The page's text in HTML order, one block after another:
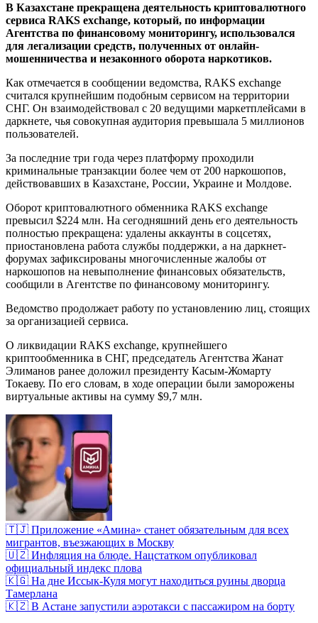
В Казахстане прекращена деятельность криптовалютного
сервиса RAKS exchange, который, по информации
Агентства по финансовому мониторингу, использовался
для легализации средств, полученных от онлайн-
мошенничества и незаконного оборота наркотиков.
Как отмечается в сообщении ведомства, RAKS exchange
считался крупнейшим подобным сервисом на территории
СНГ. Он взаимодействовал с 20 ведущими маркетплейсами в
даркнете, чья совокупная аудитория превышала 5 миллионов
пользователей.
За последние три года через платформу проходили
криминальные транзакции более чем от 200 наркошопов,
действовавших в Казахстане, России, Украине и Молдове.
Оборот криптовалютного обменника RAKS exchange
превысил $224 млн. На сегодняшний день его деятельность
полностью прекращена: удалены аккаунты в соцсетях,
приостановлена работа службы поддержки, а на даркнет-
форумах зафиксированы многочисленные жалобы от
наркошопов на невыполнение финансовых обязательств,
сообщили в Агентстве по финансовому мониторингу.
Ведомство продолжает работу по установлению лиц, стоящих
за организацией сервиса.
О ликвидации RAKS exchange, крупнейшего
криптообменника в СНГ, председатель Агентства Жанат
Элиманов ранее доложил президенту Касым-Жомарту
Токаеву. По его словам, в ходе операции были заморожены
виртуальные активы на сумму $9,7 млн.
🇹🇯 Приложение «Амина» станет обязательным для всех
мигрантов, въезжающих в Москву
🇺🇿 Инфляция на блюде. Нацстатком опубликовал
официальный индекс плова
🇰🇬 На дне Иссык-Куля могут находиться руины дворца
Тамерлана
🇰🇿 В Астане запустили аэротакси с пассажиром на борту